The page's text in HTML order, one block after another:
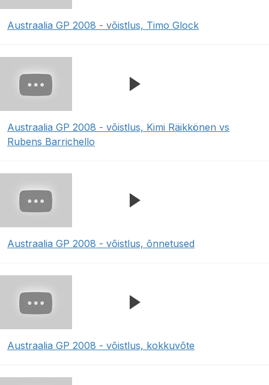
Austraalia GP 2008 - võistlus, Timo Glock
Austraalia GP 2008 - võistlus, Kimi Räikkönen vs
Rubens Barrichello
Austraalia GP 2008 - võistlus, õnnetused
Austraalia GP 2008 - võistlus, kokkuvõte